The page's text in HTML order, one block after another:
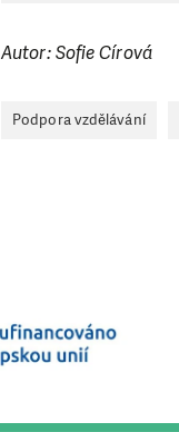
Autor: Sofie Círová
Podpora vzdělávání